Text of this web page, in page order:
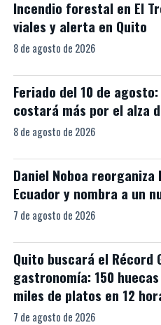
Incendio forestal en El
viales y alerta en Quito
8 de agosto de 2026
Feriado del 10 de
costará más por el alza
8 de agosto de 2026
Daniel Noboa
Ecuador y nombra a un
7 de agosto de 2026
Quito buscará el Récord
gastronomía: 150
miles de platos en 12
7 de agosto de 2026